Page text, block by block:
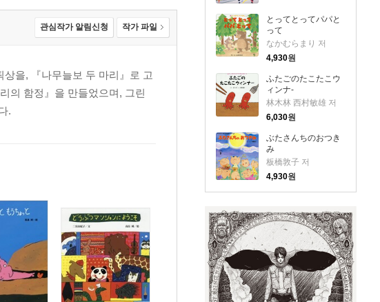
とってとってパパと
って
なかむらまり 저
4,930원
ふたごのたこたこウ
ィンナ-
林木林 西村敏雄 저
6,030원
ぶたさんちのおつき
み
板橋敦子 저
4,930원
관심작가 알림신청 작가 파일
을, 『나무늘보 두 마리』로 고
의 함정』을 만들었으며, 그린
.